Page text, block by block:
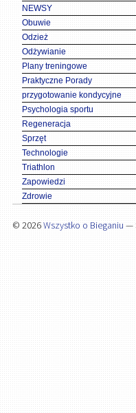
NEWSY
Obuwie
Odzież
Odżywianie
Plany treningowe
Praktyczne Porady
przygotowanie kondycyjne
Psychologia sportu
Regeneracja
Sprzęt
Technologie
Triathlon
Zapowiedzi
Zdrowie
© 2026Wszystko o Bieganiu —